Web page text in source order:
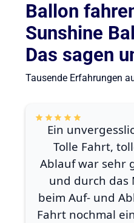
Ballon
Sunshine
Das sagen
Tausende Erfahrungen
Ein
Tolle Fahrt,
Ablauf war sehr
und durch das
beim Auf- und
Fahrt nochmal